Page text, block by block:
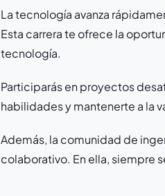
La tecnología avanza
Esta carrera te ofrece la
tecnología.
Participarás en proyectos
habilidades y mantenerte a la
Además, la comunidad de
colaborativo. En ella, siempre